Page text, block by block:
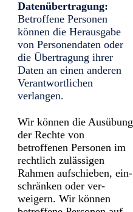
Datenübertragung:
Betroffene Personen
können die Heraus­gabe
von Personen­daten oder
die Übe­rtragung ihrer
Daten an einen anderen
Verant­wortlichen
verlangen.
Wir können die Ausübung
der Rechte von
betroffenen Personen im
recht­lich zu­lässigen
Rahmen auf­schieben, ein­
schränken oder ver­
weigern. Wir können